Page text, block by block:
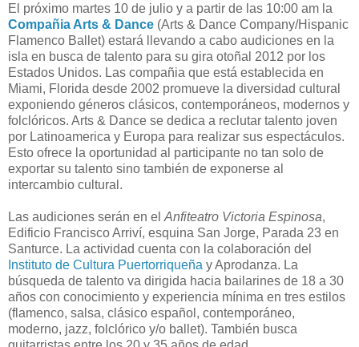
El próximo martes 10 de julio y a partir de las 10:00 am la
Compañia Arts & Dance (Arts & Dance Company/Hispanic
Flamenco Ballet) estará llevando a cabo audiciones en la
isla en busca de talento para su gira otoñal 2012 por los
Estados Unidos. Las compañia que está establecida en
Miami, Florida desde 2002 promueve la diversidad cultural
exponiendo géneros clásicos, contemporáneos, modernos y
folclóricos. Arts & Dance se dedica a reclutar talento joven
por Latinoamerica y Europa para realizar sus espectáculos.
Esto ofrece la oportunidad al participante no tan solo de
exportar su talento sino también de exponerse al
intercambio cultural.
Las audiciones serán en el Anfiteatro Victoria Espinosa,
Edificio Francisco Arriví, esquina San Jorge, Parada 23 en
Santurce. La actividad cuenta con la colaboración del
Instituto de Cultura Puertorriqueña y Aprodanza. La
búsqueda de talento va dirigida hacia bailarines de 18 a 30
años con conocimiento y experiencia mínima en tres estilos
(flamenco, salsa, clásico español, contemporáneo,
moderno, jazz, folclórico y/o ballet). También busca